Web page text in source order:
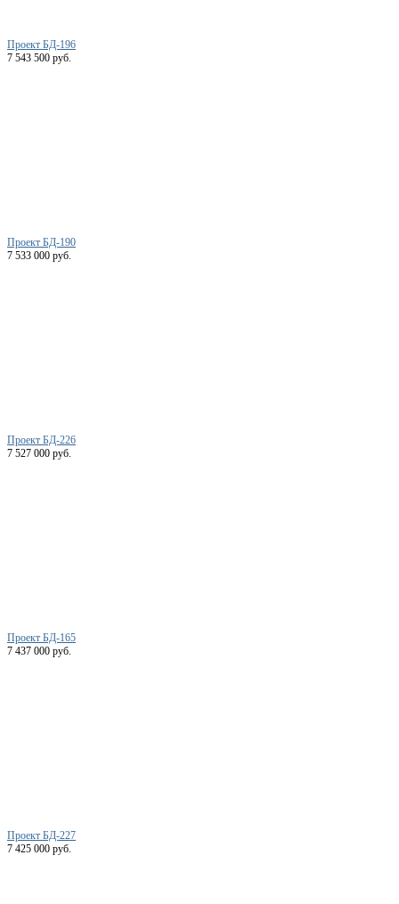
Проект БД-196
7 543 500 руб.
Проект БД-190
7 533 000 руб.
Проект БД-226
7 527 000 руб.
Проект БД-165
7 437 000 руб.
Проект БД-227
7 425 000 руб.